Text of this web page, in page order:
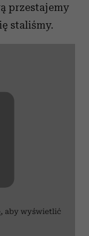
przestajemy
staliśmy.
, aby wyświetlić